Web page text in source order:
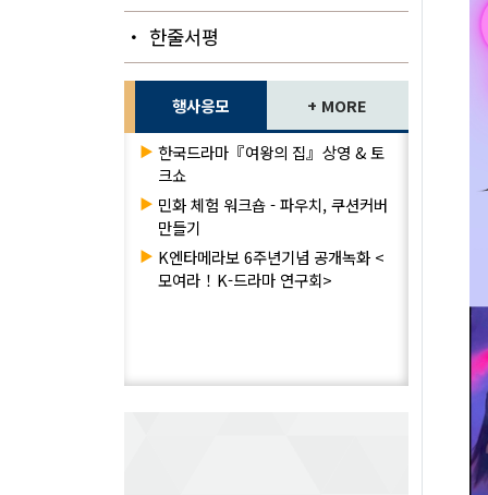
・ 한줄서평
행사응모 + MORE
▶ 한국드라마『여왕의 집』상영 & 토
크쇼
▶ 민화 체험 워크숍 - 파우치, 쿠션커버
만들기
▶ K엔타메라보 6주년기념 공개녹화 <
모여라！K-드라마 연구회>